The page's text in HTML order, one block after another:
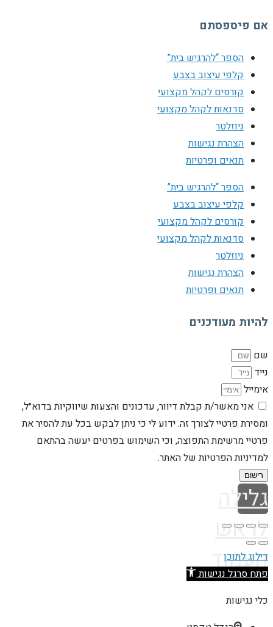
אם פיספסתם
הספר “להרגיש בית”
קלפי עיצוב בצבע
קורסים לקהל מקצועי
סדנאות לקהל מקצועי
ניוזלטר
הצהרת נגישות
תנאים ופרטיות
הספר “להרגיש בית”
קלפי עיצוב בצבע
קורסים לקהל מקצועי
סדנאות לקהל מקצועי
ניוזלטר
הצהרת נגישות
תנאים ופרטיות
להיות מעודכנים
שם
נייד
אימייל
אני מאשר/ת קבלת דיוור, עדכונים והצעות שיווקיות בדוא״ל,
ומסירת פרטיי לצורך זה. ידוע לי כי ניתן לבקש בכל עת להסיר את
פרטיי מרשימת התפוצה, וכי השימוש בפרטים יעשה בהתאם
למדיניות הפרטיות של האתר.
רישום
גלילה
לראש
העמוד
דילוג לתוכן
פתח סרגל נגישות
כלי נגישות